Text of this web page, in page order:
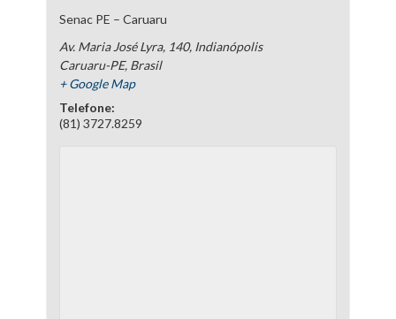
Senac PE – Caruaru
Av. Maria José Lyra, 140, Indianópolis
Caruaru-PE, Brasil
+ Google Map
Telefone:
(81) 3727.8259